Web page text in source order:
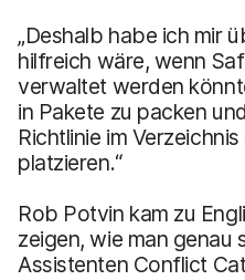
„Deshalb habe ich mir
hilfreich wäre, wenn
verwaltet werden
in Pakete zu packen
Richtlinie im
platzieren.“
Rob Potvin kam zu
zeigen, wie man genau
Assistenten Conflict